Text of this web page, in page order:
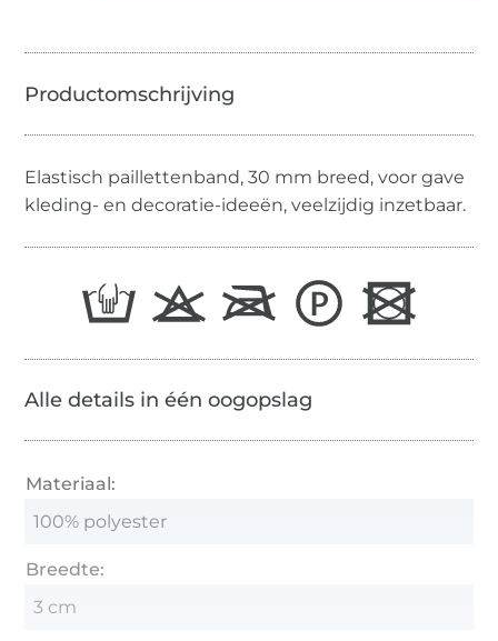
Elastisch paillettenband, 30 mm breed, voor gave
kleding- en decoratie-ideeën, veelzijdig inzetbaar.
Alle details in één oogopslag
Materiaal:
100% polyester
Breedte:
3 cm